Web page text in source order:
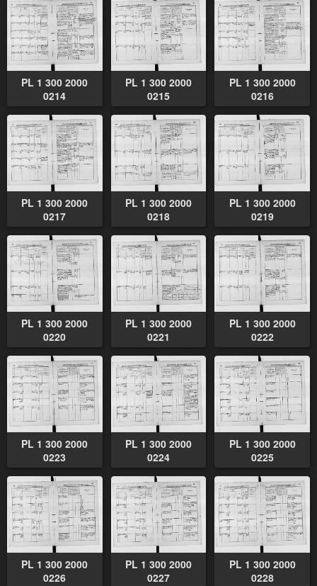
PL 1 300 2000
0214
PL 1 300 2000
0215
PL 1 300 2000
0216
PL 1 300 2000
0217
PL 1 300 2000
0218
PL 1 300 2000
0219
PL 1 300 2000
0220
PL 1 300 2000
0221
PL 1 300 2000
0222
PL 1 300 2000
0223
PL 1 300 2000
0224
PL 1 300 2000
0225
PL 1 300 2000
0226
PL 1 300 2000
0227
PL 1 300 2000
0228